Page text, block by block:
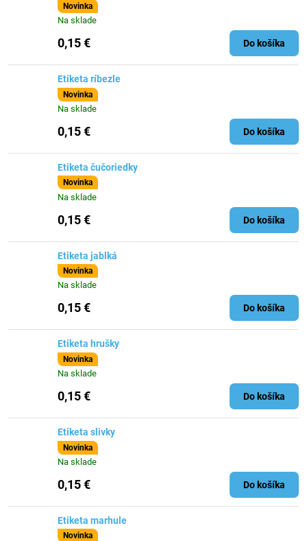
Novinka
Na sklade
0,15 € Do košíka
Etiketa ríbezle
Novinka
Na sklade
0,15 € Do košíka
Etiketa čučoriedky
Novinka
Na sklade
0,15 € Do košíka
Etiketa jablká
Novinka
Na sklade
0,15 € Do košíka
Etiketa hrušky
Novinka
Na sklade
0,15 € Do košíka
Etiketa slivky
Novinka
Na sklade
0,15 € Do košíka
Etiketa marhule
Novinka